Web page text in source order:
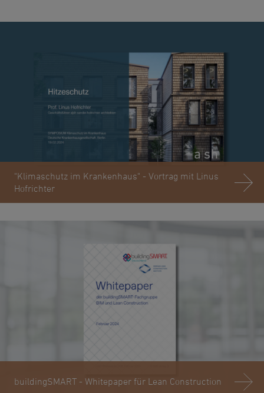
"Klimaschutz im Krankenhaus" - Vortrag mit Linus
Hofrichter
buildingSMART - Whitepaper für Lean Construction